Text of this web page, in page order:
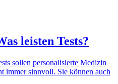
leisten Tests?
sollen personalisierte Medizin
immer sinnvoll. Sie können auch